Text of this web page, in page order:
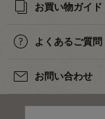
お買い物ガイド
よくあるご質問
お問い合わせ